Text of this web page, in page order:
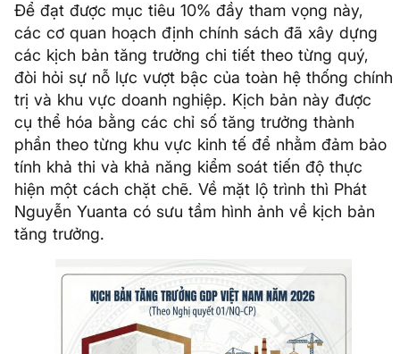
Để đạt được mục tiêu 10% đầy tham vọng này,
các cơ quan hoạch định chính sách đã xây dựng
các kịch bản tăng trưởng chi tiết theo từng quý,
đòi hỏi sự nỗ lực vượt bậc của toàn hệ thống chính
trị và khu vực doanh nghiệp. Kịch bản này được
cụ thể hóa bằng các chỉ số tăng trưởng thành
phần theo từng khu vực kinh tế để nhằm đảm bảo
tính khả thi và khả năng kiểm soát tiến độ thực
hiện một cách chặt chẽ. Về mặt lộ trình thì Phát
Nguyễn Yuanta có sưu tầm hình ảnh về kịch bản
tăng trưởng.